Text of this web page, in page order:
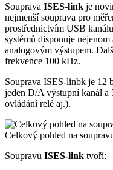
Souprava ISES-link je
nejmenší souprava pro
prostřednictvím USB
systémů disponuje
analogovým výstupem.
frekvence 100 kHz.
Souprava ISES-linbk je 12
jeden D/A výstupní kanál a
ovládání relé aj.).
Celkový pohled na
Soupravu ISES-link tvoří: